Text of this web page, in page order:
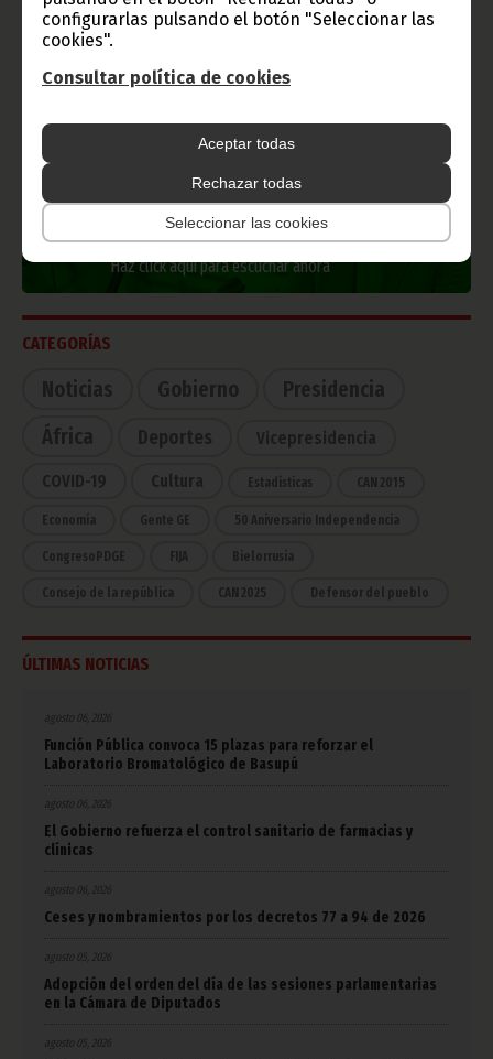
configurarlas pulsando el botón "Seleccionar las
cookies".
Consultar política de cookies
Aceptar todas
Rechazar todas
Seleccionar las cookies
Radio Nacional de Guinea
Ecuatorial
Haz click aquí para escuchar ahora
CATEGORÍAS
Noticias Gobierno
Presidencia
África
Deportes Vicepresidencia
COVID-19 Cultura Estadísticas CAN 2015
Economía Gente GE 50 Aniversario Independencia
CongresoPDGE FIJA Bielorrusia
Consejo de la república CAN 2025 Defensor del pueblo
ÚLTIMAS NOTICIAS
agosto 06, 2026
Función Pública convoca 15 plazas para reforzar el
Laboratorio Bromatológico de Basupú
agosto 06, 2026
El Gobierno refuerza el control sanitario de farmacias y
clínicas
agosto 06, 2026
Ceses y nombramientos por los decretos 77 a 94 de 2026
agosto 05, 2026
Adopción del orden del día de las sesiones parlamentarias
en la Cámara de Diputados
agosto 05, 2026